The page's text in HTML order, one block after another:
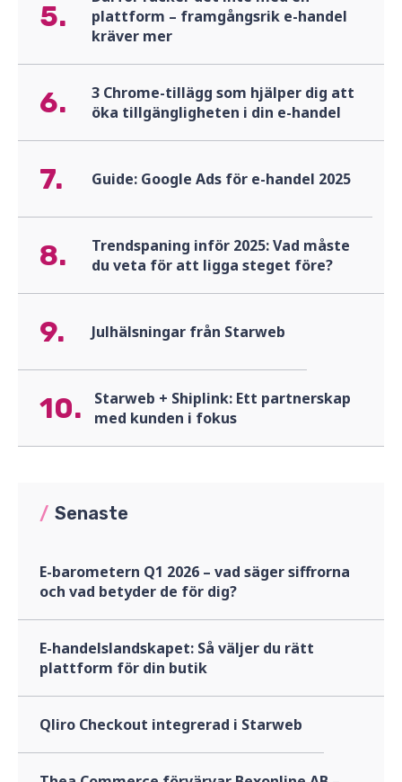
5.
plattform – framgångsrik e-handel
kräver mer
6.
3 Chrome-tillägg som hjälper dig att
öka tillgängligheten i din e-handel
7. Guide: Google Ads för e-handel 2025
8.
Trendspaning inför 2025: Vad måste
du veta för att ligga steget före?
9. Julhälsningar från Starweb
10.
Starweb + Shiplink: Ett partnerskap
med kunden i fokus
/ Senaste
E-barometern Q1 2026 – vad säger siffrorna
och vad betyder de för dig?
E-handelslandskapet: Så väljer du rätt
plattform för din butik
Qliro Checkout integrerad i Starweb